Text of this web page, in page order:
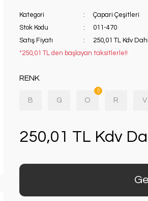
Kategori
Çapari Çeşitleri
Stok Kodu
011-470
Satış Fiyatı
250,01 TL Kdv Dahil
*250,01 TL den başlayan taksitlerle!!
RENK
B G O R V
250,01 TL Kdv